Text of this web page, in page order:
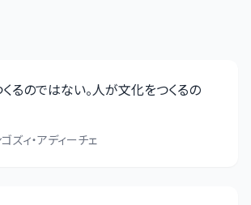
るのではない。人が文化をつくるの
ズィ・アディーチェ